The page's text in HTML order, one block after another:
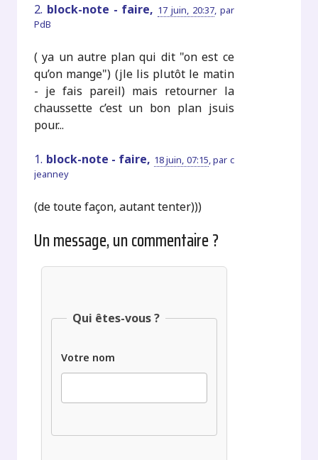
2. block-note - faire, 17 juin, 20:37, par
PdB
( ya un autre plan qui dit "on est ce
qu’on mange") (jle lis plutôt le matin
- je fais pareil) mais retourner la
chaussette c’est un bon plan jsuis
pour...
1. block-note - faire, 18 juin, 07:15,par c
jeanney
(de toute façon, autant tenter)))
Un message, un commentaire ?
Qui êtes-vous ?
Votre nom